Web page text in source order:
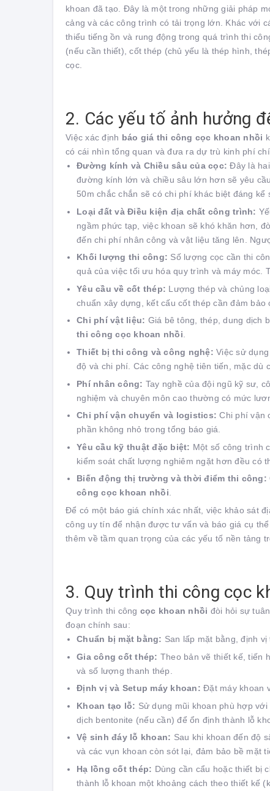
khoan đã tạo. Đây là một trong những giải pháp
cảng và các công trình có tải trọng lớn. Khác với
thiểu tiếng ồn và rung động trong quá trình thi
(nếu cần thiết), cốt thép (chủ yếu là thép hình,
cọc.
2. Các yếu tố ảnh hưởng
Việc xác định báo giá thi công cọc khoan nhồi
có cái nhìn tổng quan và đưa ra dự trù kinh phí
Đường kính và Chiều sâu của cọc: Đây là
đường kính lớn và chiều sâu lớn hơn sẽ yêu
50m chắc chắn sẽ có chi phí khác biệt đáng kể
Loại đất và Điều kiện địa chất công trình:
ngầm phức tạp, việc khoan sẽ khó khăn hơn,
đến chi phí nhân công và vật liệu tăng lên.
Khối lượng thi công: Số lượng cọc cần thi
quả của việc tối ưu hóa quy trình và máy móc.
Yêu cầu về cốt thép: Lượng thép và chủng
chuẩn xây dựng, kết cấu cốt thép cần đảm
Chi phí vật liệu: Giá bê tông, thép, dung dịch
thi công cọc khoan nhồi.
Thiết bị thi công và công nghệ: Việc sử
độ và chi phí. Các công nghệ tiên tiến, mặc dù
Phí nhân công: Tay nghề của đội ngũ kỹ sư,
nghiệm và chuyên môn cao thường có mức
Chi phí vận chuyển và logistics: Chi phí vận
phần không nhỏ trong tổng báo giá.
Yêu cầu kỹ thuật đặc biệt: Một số công trình
kiểm soát chất lượng nghiêm ngặt hơn đều có
Biến động thị trường và thời điểm thi công:
công cọc khoan nhồi.
Để có một báo giá chính xác nhất, việc khảo sát
công uy tín để nhận được tư vấn và báo giá cụ
thêm về tầm quan trọng của các yếu tố nền tảng
3. Quy trình thi công cọc
Quy trình thi công cọc khoan nhồi đòi hỏi sự
đoạn chính sau:
Chuẩn bị mặt bằng: San lấp mặt bằng, định
Gia công cốt thép: Theo bản vẽ thiết kế, tiến
và số lượng thanh thép.
Định vị và Setup máy khoan: Đặt máy khoan
Khoan tạo lỗ: Sử dụng mũi khoan phù hợp
dịch bentonite (nếu cần) để ổn định thành lỗ
Vệ sinh đáy lỗ khoan: Sau khi khoan đến độ
và các vụn khoan còn sót lại, đảm bảo bề mặt
Hạ lồng cốt thép: Dùng cần cẩu hoặc thiết bị
thành lỗ khoan một khoảng cách theo thiết kế